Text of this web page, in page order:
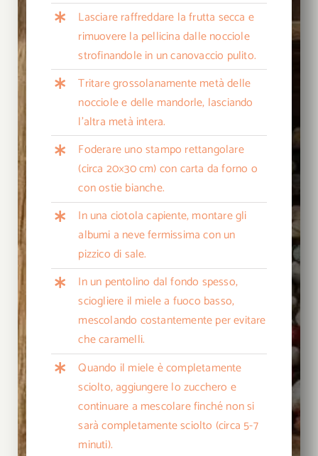
Lasciare raffreddare la frutta secca e
rimuovere la pellicina dalle nocciole
strofinandole in un canovaccio pulito.
Tritare grossolanamente metà delle
nocciole e delle mandorle, lasciando
l’altra metà intera.
Foderare uno stampo rettangolare
(circa 20×30 cm) con carta da forno o
con ostie bianche.
In una ciotola capiente, montare gli
albumi a neve fermissima con un
pizzico di sale.
In un pentolino dal fondo spesso,
sciogliere il miele a fuoco basso,
mescolando costantemente per evitare
che caramelli.
Quando il miele è completamente
sciolto, aggiungere lo zucchero e
continuare a mescolare finché non si
sarà completamente sciolto (circa 5-7
minuti).